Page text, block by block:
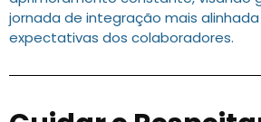
jornada de integração mais
expectativas dos colaboradores.